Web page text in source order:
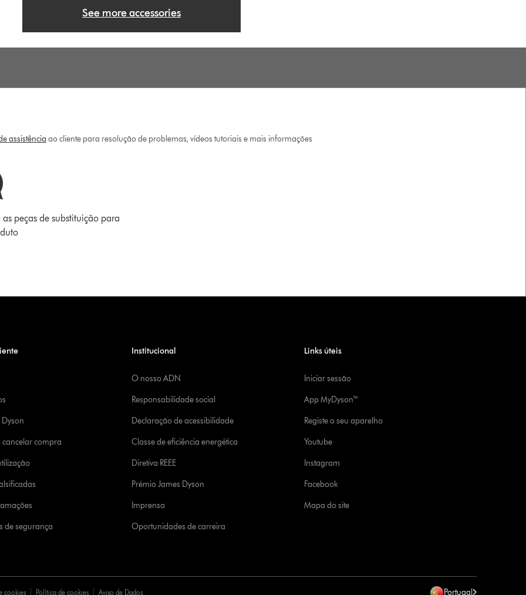
See more accessories
assistência ao cliente para resolução de problemas, vídeos tutoriais e mais informações
as peças de substituição para
cancelar compra
de segurança
Institucional
O nosso ADN
Responsabilidade social
Declaração de acessibilidade
Classe de eficiência energética
Diretiva REEE
Prémio James Dyson
Imprensa
Oportunidades de carreira
Links úteis
Iniciar sessão
App MyDyson™
Registe o seu aparelho
Youtube
Instagram
Facebook
Mapa do site
cookies Política de cookies Aviso de Dados Portugal